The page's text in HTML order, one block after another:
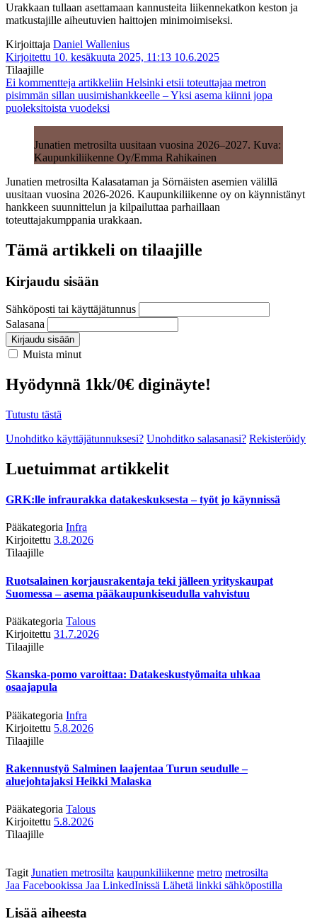
Urakkaan tullaan asettamaan kannusteita liikennekatkon keston ja
matkustajille aiheutuvien haittojen minimoimiseksi.
Kirjoittaja Daniel Wallenius
Kirjoitettu 10. kesäkuuta 2025, 11:13 10.6.2025
Tilaajille
Ei kommentteja artikkeliin Helsinki etsii toteuttajaa metron
pisimmän sillan uusimishankkeelle – Yksi asema kiinni jopa
puoleksitoista vuodeksi
Junatien metrosilta uusitaan vuosina 2026–2027. Kuva:
Kaupunkiliikenne Oy/Emma Rahikainen
Junatien metrosilta Kalasataman ja Sörnäisten asemien välillä
uusitaan vuosina 2026-2026. Kaupunkiliikenne oy on käynnistänyt
hankkeen suunnittelun ja kilpailuttaa parhaillaan
toteuttajakumppania urakkaan.
Tämä artikkeli on tilaajille
Kirjaudu sisään
Sähköposti tai käyttäjätunnus
Salasana
Kirjaudu sisään
Muista minut
Hyödynnä 1kk/0€ diginäyte!
Tutustu tästä
Unohditko käyttäjätunnuksesi? Unohditko salasanasi? Rekisteröidy
Luetuimmat artikkelit
GRK:lle infraurakka datakeskuksesta – työt jo käynnissä
Pääkategoria Infra
Kirjoitettu 3.8.2026
Tilaajille
Ruotsalainen korjausrakentaja teki jälleen yrityskaupat
Suomessa – asema pääkaupunkiseudulla vahvistuu
Pääkategoria Talous
Kirjoitettu 31.7.2026
Tilaajille
Skanska-pomo varoittaa: Datakeskustyömaita uhkaa
osaajapula
Pääkategoria Infra
Kirjoitettu 5.8.2026
Tilaajille
Rakennustyö Salminen laajentaa Turun seudulle –
aluejohtajaksi Heikki Malaska
Pääkategoria Talous
Kirjoitettu 5.8.2026
Tilaajille
Tagit Junatien metrosilta kaupunkiliikenne metro metrosilta
Jaa Facebookissa Jaa LinkedInissä Lähetä linkki sähköpostilla
Lisää aiheesta